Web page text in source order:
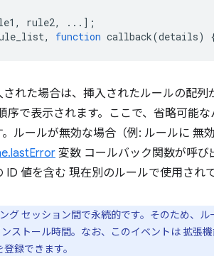
, rule2,
...];
, function callback(details)
れた場合は、挿入されたルールの配列
序で表示されます。ここで、省略可能な
ルールが無効な場合（例: ルールに 無
変数 コールバック関数が呼び
ID 値を含む 現在別のルールで使用され
グ セッション間で永続的です。そのため、ル
ストール時間。なお、このイベントは 拡張
録できます。